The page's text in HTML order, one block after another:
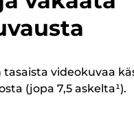
videokuvaa
(jopa 7,5 askelta¹).